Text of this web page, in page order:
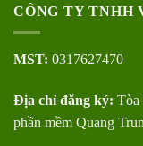
CÔNG TY TNHH
MST: 0317627470
Địa chỉ đăng ký: Tòa
phần mềm Quang